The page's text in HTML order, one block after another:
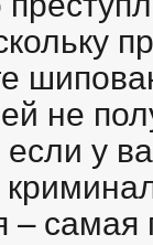
не
у
– самая